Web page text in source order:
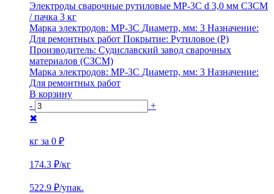
Электроды сварочные рутиловые МР-3С d 3,0 мм СЗСМ
/ пачка 3 кг
Марка электродов: МР-3С Диаметр, мм: 3 Назначение:
Для ремонтных работ Покрытие: Рутиловое (Р)
Производитель: Судиславский завод сварочных
материалов (СЗСМ)
Марка электродов: МР-3С Диаметр, мм: 3 Назначение:
Для ремонтных работ
В корзину
-
+
✖
кг за 0 ₽
174.3 ₽/кг
522.9 ₽/упак.